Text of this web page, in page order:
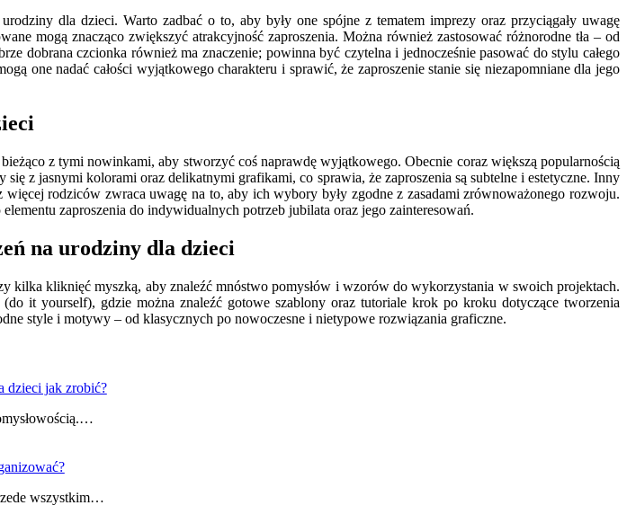
dla dzieci. Warto zadbać o to, aby były one spójne z tematem imprezy oraz przyciągały uwagę
mogą znacząco zwiększyć atrakcyjność zaproszenia. Można również zastosować różnorodne tła – od
dobrana czcionka również ma znaczenie; powinna być czytelna i jednocześnie pasować do stylu całego
one nadać całości wyjątkowego charakteru i sprawić, że zaproszenie stanie się niezapomniane dla jego
z tymi nowinkami, aby stworzyć coś naprawdę wyjątkowego. Obecnie coraz większą popularnością
z jasnymi kolorami oraz delikatnymi grafikami, co sprawia, że zaproszenia są subtelne i estetyczne. Inny
rodziców zwraca uwagę na to, aby ich wybory były zgodne z zasadami zrównoważonego rozwoju.
zaproszenia do indywidualnych potrzeb jubilata oraz jego zainteresowań.
na urodziny dla dzieci
kilka kliknięć myszką, aby znaleźć mnóstwo pomysłów i wzorów do wykorzystania w swoich projektach.
it yourself), gdzie można znaleźć gotowe szablony oraz tutoriale krok po kroku dotyczące tworzenia
style i motywy – od klasycznych po nowoczesne i nietypowe rozwiązania graficzne.
dzieci jak zrobić?
wszystkim…